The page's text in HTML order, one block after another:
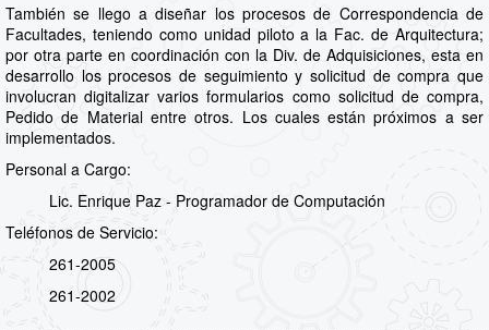
También se llego a diseñar los procesos de Correspondencia de
Facultades, teniendo como unidad piloto a la Fac. de Arquitectura;
por otra parte en coordinación con la Div. de Adquisiciones, esta en
desarrollo los procesos de seguimiento y solicitud de compra que
involucran digitalizar varios formularios como solicitud de compra,
Pedido de Material entre otros. Los cuales están próximos a ser
implementados.
Personal a Cargo:
Lic. Enrique Paz - Programador de Computación
Teléfonos de Servicio:
261-2005
261-2002